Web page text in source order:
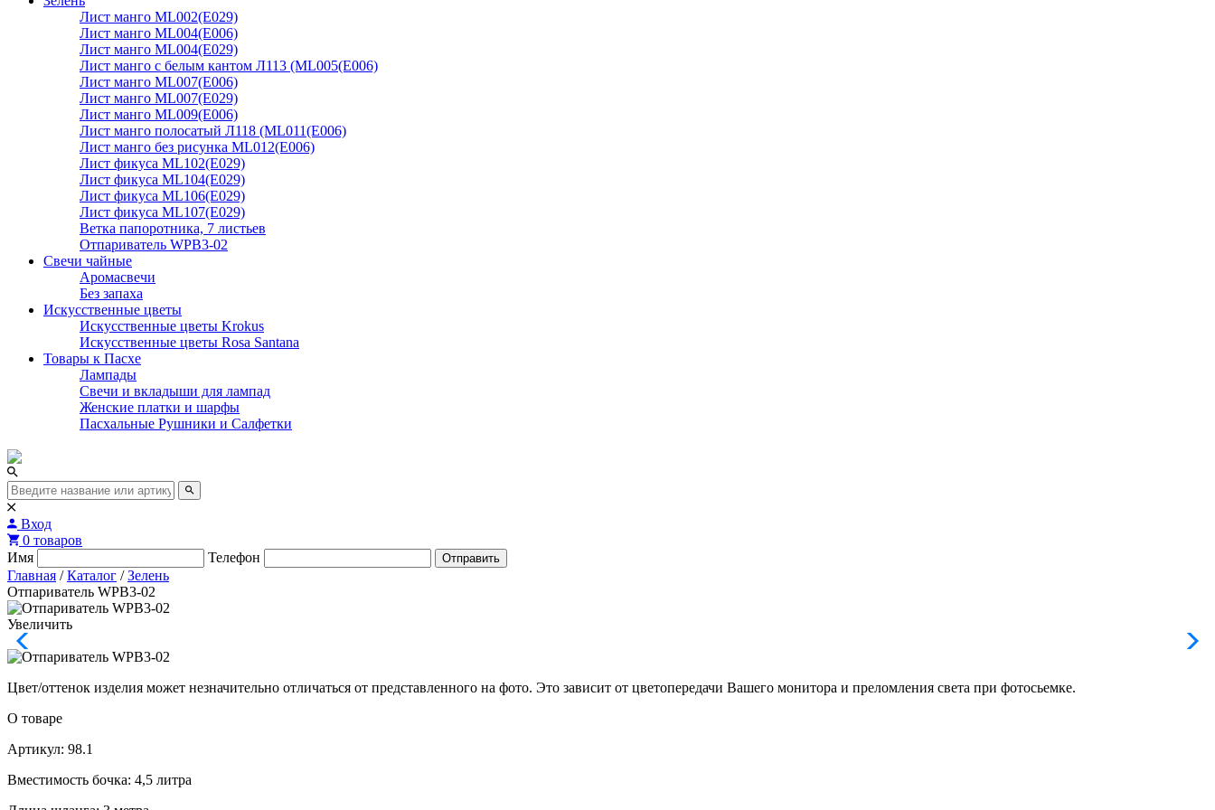
Лист манго ML002(E029)
Лист манго ML004(E006)
Лист манго ML004(E029)
Лист манго с белым кантом Л113 (ML005(E006)
Лист манго ML007(E006)
Лист манго ML007(E029)
Лист манго ML009(E006)
Лист манго полосатый Л118 (ML011(E006)
Лист манго без рисунка ML012(E006)
Лист фикуса ML102(E029)
Лист фикуса ML104(E029)
Лист фикуса ML106(E029)
Лист фикуса ML107(E029)
Ветка папоротника, 7 листьев
Отпариватель WPB3-02
Свечи чайные
Аромасвечи
Без запаха
Искусственные цветы
Искусственные цветы Krokus
Искусственные цветы Rosa Santana
Товары к Пасхе
Лампады
Свечи и вкладыши для лампад
Женские платки и шарфы
Пасхальные Рушники и Салфетки
Вход
0 товаров
Имя
Телефон Отправить
Главная / Каталог / Зелень
Отпариватель WPB3-02
Увеличить
Цвет/оттенок изделия может незначительно отличаться от представленного на фото. Это зависит от цветопередачи Вашего монитора и преломления света при фотосьемке.
О товаре
Артикул: 98.1
Вместимость бочка: 4,5 литра